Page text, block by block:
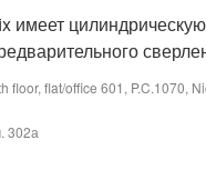
floor, flat/office 601, P.C.1070,
302а